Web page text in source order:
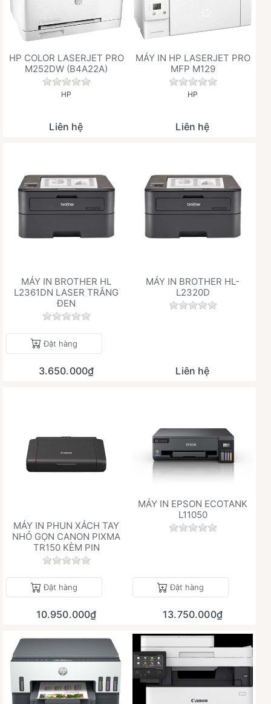
HP COLOR LASERJET PRO
M252DW (B4A22A)
Chưa có đánh giá nào cho sản phẩm này.
HP
Liên hệ
MÁY IN HP LASERJET PRO
MFP M129
Chưa có đánh giá
HP
Liên hệ
MÁY IN BROTHER HL
L2361DN LASER TRẮNG
ĐEN
Chưa có đánh giá nào cho sản phẩm này.
Đặt hàng
3.650.000₫
MÁY IN BROTHER HL-
L2320D
Chưa có đánh giá
Liên hệ
MÁY IN PHUN XÁCH TAY
NHỎ GỌN CANON PIXMA
TR150 KÈM PIN
Chưa có đánh giá nào cho sản phẩm này.
Đặt hàng
10.950.000₫
MÁY IN EPSON ECOTANK
L11050
Chưa có đánh giá
Đặt hàng
13.750.000₫